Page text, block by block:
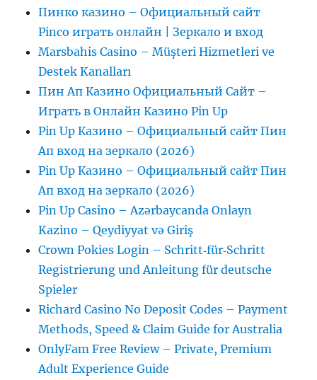
Пинко казино – Официальный сайт
Pinco играть онлайн | Зеркало и вход
Marsbahis Casino – Müşteri Hizmetleri ve
Destek Kanalları
Пин Ап Казино Официальный Сайт –
Играть в Онлайн Казино Pin Up
Pin Up Казино – Официальный сайт Пин
Ап вход на зеркало (2026)
Pin Up Казино – Официальный сайт Пин
Ап вход на зеркало (2026)
Pin Up Casino – Azərbaycanda Onlayn
Kazino – Qeydiyyat və Giriş
Crown Pokies Login – Schritt‑für‑Schritt
Registrierung und Anleitung für deutsche
Spieler
Richard Casino No Deposit Codes – Payment
Methods, Speed & Claim Guide for Australia
OnlyFam Free Review – Private, Premium
Adult Experience Guide